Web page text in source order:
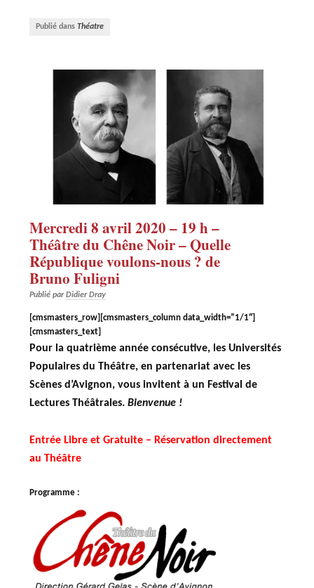
Publié dansThéatre
Mercredi 8 avril 2020 – 19 h –
Théâtre du Chêne Noir – Quelle
République voulons-nous ? de
Bruno Fuligni
Publié parDidier Dray
[cmsmasters_row][cmsmasters_column data_width=”1/1″]
[cmsmasters_text]
Pour la quatrième année consécutive, les Universités
Populaires du Théâtre, en partenariat avec les
Scènes d’Avignon, vous invitent à un Festival de
Lectures Théâtrales.Bienvenue !
Entrée Libre et Gratuite – Réservation directement
au Théâtre
Programme :